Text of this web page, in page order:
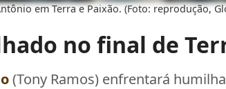
em Terra e Paixão. (Foto: reprodução,
no final de
(Tony Ramos) enfrentará